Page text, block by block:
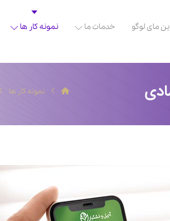
مای لوگو خدمات ما نمونه کار ها
نمونه کار ها